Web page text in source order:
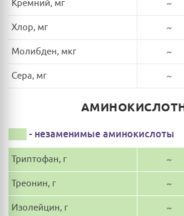
Кремний, мг ~
Хлор, мг ~
Молибден, мкг ~
Сера, мг ~
- незаменимые аминокислоты
Триптофан, г ~
Треонин, г ~
Изолейцин, г ~